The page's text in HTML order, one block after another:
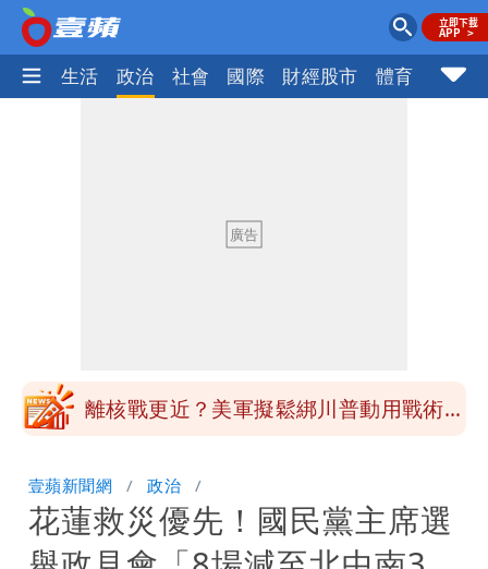
尚 生活 政治 社會 國際 財經股市 體育 壹蘋
姜厚任自爆「和女友前夫是好友」 駁斥
孫戀」 75歲男星傻淪小王一場空
離核戰更近？美軍擬鬆綁川普動用戰術性
周溼答答
Tim哥慘成淹水戶 貨物及電腦全泡水！
壹蘋新聞網 政治
花蓮救災優先！國民黨主席選